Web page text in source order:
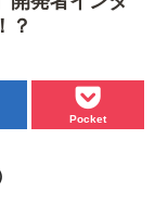
？
Pocket